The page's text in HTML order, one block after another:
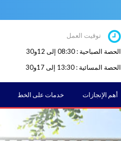
توقيت العمل
الحصة الصباحية : 08:30 إلى 12و30
الحصة المسائية : 13:30 إلى 17و30
أهم الإنجازات خدمات على الخط